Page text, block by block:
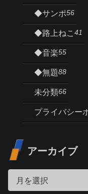
◆サンポ56
◆路上ねこ 41
◆音楽55
◆無題88
未分類66
プライバシー
アーカイブ